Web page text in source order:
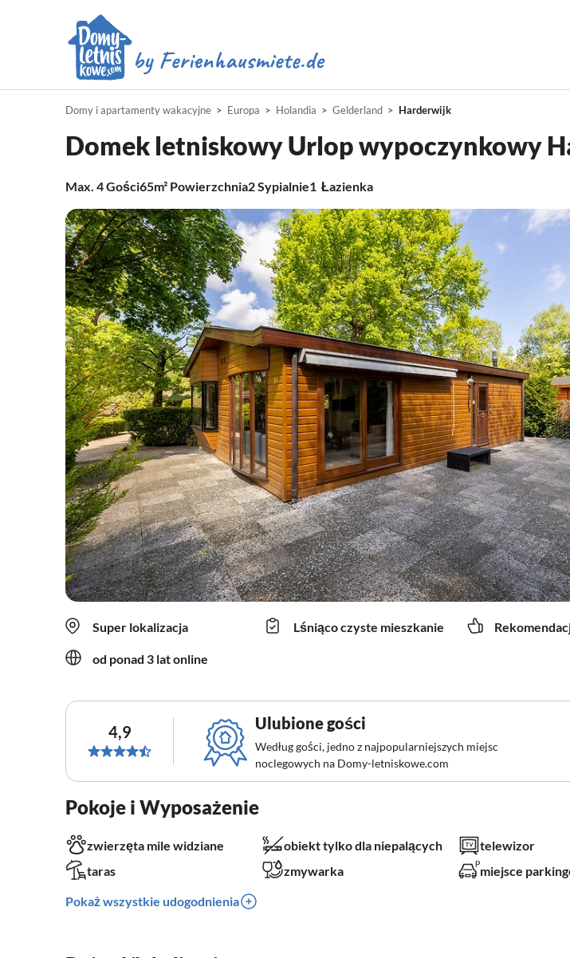
Domy i apartamenty wakacyjne Europa Holandia Gelderland Harderwijk
Domek letniskowy Urlop wypoczynkowy
Max. 4Gości65m² Powierzchnia2Sypialnie1 Łazienka
Super lokalizacja Lśniąco czyste mieszkanie
od ponad 3 lat online
4,9 Ulubione gości
Według gości, jedno z najpopularniejszych miejsc
noclegowych na Domy-letniskowe.com
Pokoje i Wyposażenie
zwierzęta mile widziane obiekt tylko dla niepalących
telewizor
taras
zmywarka
miejsce
Pokaż wszystkie udogodnienia